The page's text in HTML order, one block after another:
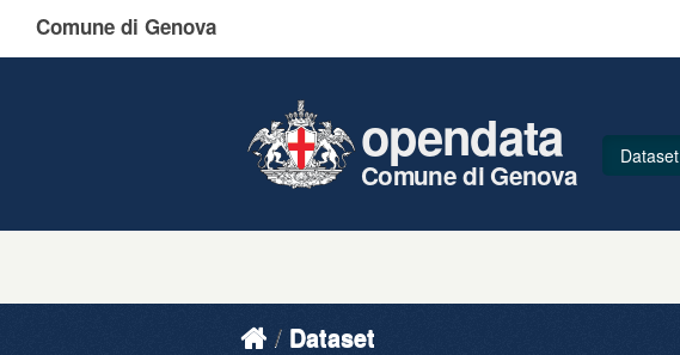
Comune di Genova
opendata
Comune di Genova
Dataset
Dataset